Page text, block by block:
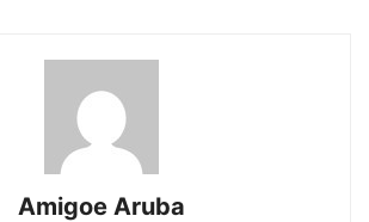
Amigoe Aruba